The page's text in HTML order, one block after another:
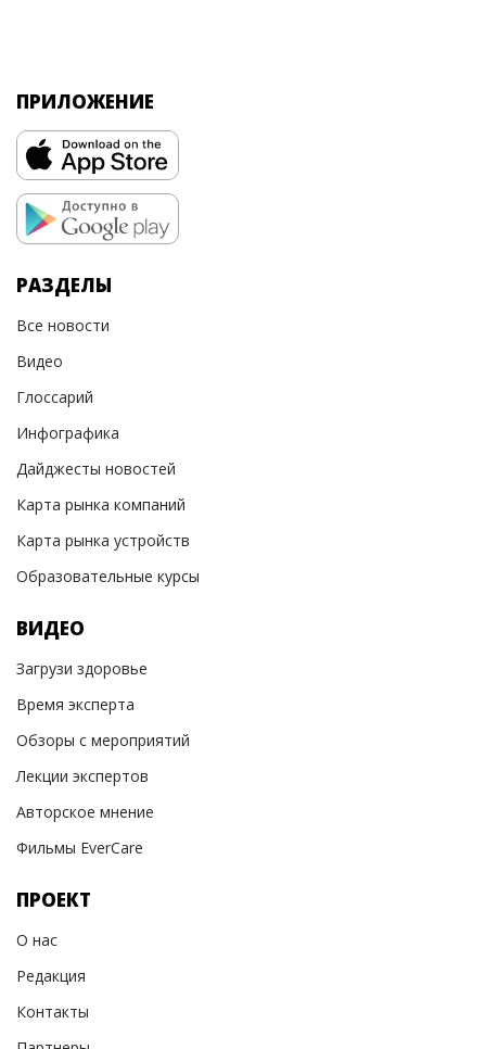
ПРИЛОЖЕНИЕ
РАЗДЕЛЫ
Все новости
Видео
Глоссарий
Инфографика
Дайджесты новостей
Карта рынка компаний
Карта рынка устройств
Образовательные курсы
ВИДЕО
Загрузи здоровье
Время эксперта
Обзоры с мероприятий
Лекции экспертов
Авторское мнение
Фильмы EverCare
ПРОЕКТ
О нас
Редакция
Контакты